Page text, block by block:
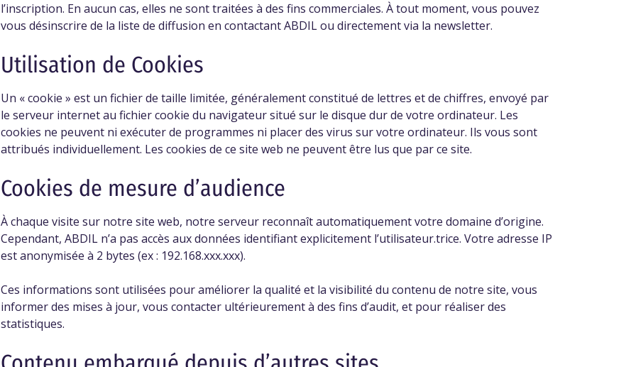
l’inscription. En aucun cas, elles ne sont traitées à des fins commerciales. À tout moment, vous pouvez
vous désinscrire de la liste de diffusion en contactant ABDIL ou directement via la newsletter.
Utilisation de Cookies
Un « cookie » est un fichier de taille limitée, généralement constitué de lettres et de chiffres, envoyé par
le serveur internet au fichier cookie du navigateur situé sur le disque dur de votre ordinateur. Les
cookies ne peuvent ni exécuter de programmes ni placer des virus sur votre ordinateur. Ils vous sont
attribués individuellement. Les cookies de ce site web ne peuvent être lus que par ce site.
Cookies de mesure d’audience
À chaque visite sur notre site web, notre serveur reconnaît automatiquement votre domaine d’origine.
Cependant, ABDIL n’a pas accès aux données identifiant explicitement l’utilisateur.trice. Votre adresse IP
est anonymisée à 2 bytes (ex : 192.168.xxx.xxx).
Ces informations sont utilisées pour améliorer la qualité et la visibilité du contenu de notre site, vous
informer des mises à jour, vous contacter ultérieurement à des fins d’audit, et pour réaliser des
statistiques.